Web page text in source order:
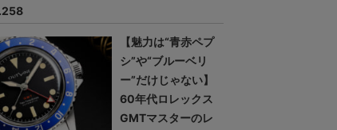
【魅力は“青赤ペプ
シ”や“ブルーベリ
ー”だけじゃない】
60年代ロレックス
GMTマスターのレ